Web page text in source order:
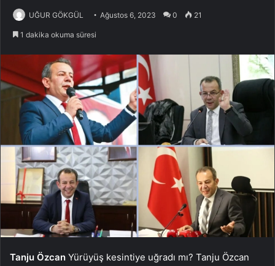
UĞUR GÖKGÜL Ağustos 6, 2023 0 21
1 dakika okuma süresi
Tanju Özcan Yürüyüş kesintiye uğradı mı? Tanju Özcan